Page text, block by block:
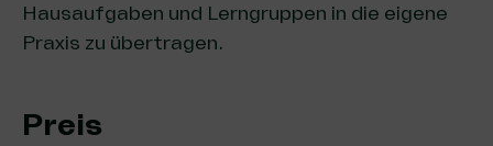
Hausaufgaben und Lerngruppen in die eigene
Praxis zu übertragen.
Preis